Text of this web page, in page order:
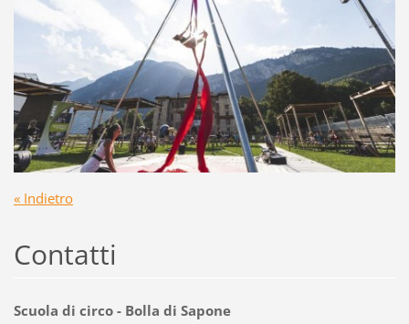
« Indietro
Contatti
Scuola di circo - Bolla di Sapone